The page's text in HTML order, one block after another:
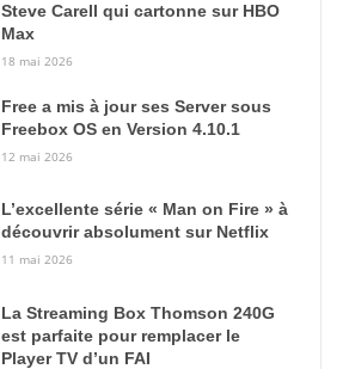
Steve Carell qui cartonne sur HBO
Max
18 mai 2026
Free a mis à jour ses Server sous
Freebox OS en Version 4.10.1
12 mai 2026
L’excellente série « Man on Fire » à
découvrir absolument sur Netflix
11 mai 2026
La Streaming Box Thomson 240G
est parfaite pour remplacer le
Player TV d’un FAI